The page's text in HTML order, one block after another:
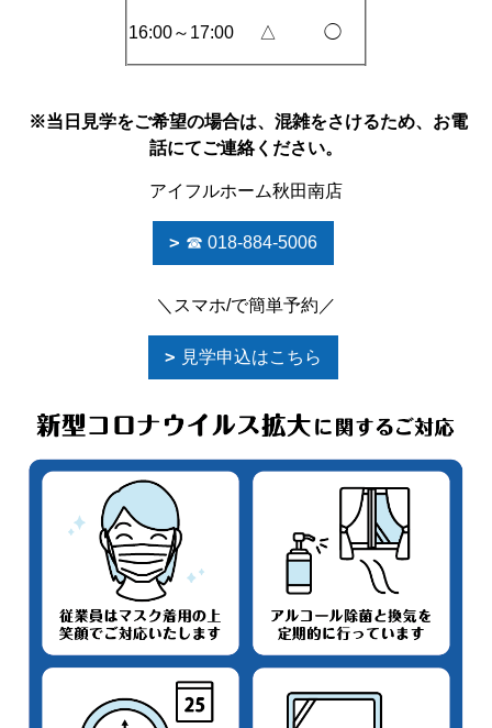
16:00～17:00 △ ◯
※当日見学をご希望の場合は、混雑をさけるため、お電
話にてご連絡ください。
アイフルホーム秋田南店
☎ 018-884-5006
＼スマホ/で簡単予約／
見学申込はこちら